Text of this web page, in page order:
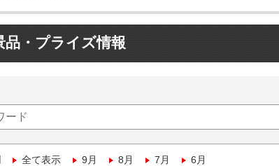
品・プライズ情報
全て表示 9月 8月 7月 6月